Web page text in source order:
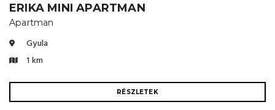
ERIKA MINI APARTMAN
Apartman
Gyula
1 km
RÉSZLETEK